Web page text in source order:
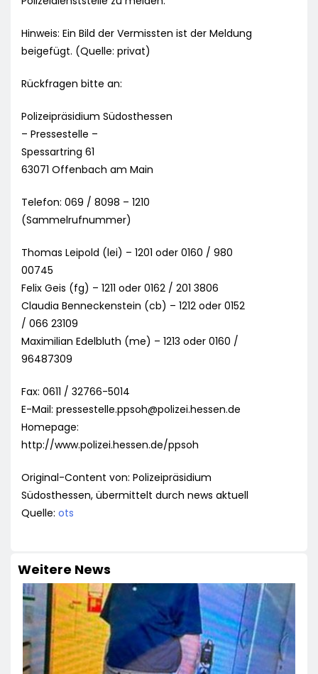
Hinweis: Ein Bild der Vermissten ist der Meldung
beigefügt. (Quelle: privat)
Rückfragen bitte an:
Polizeipräsidium Südosthessen
– Pressestelle –
Spessartring 61
63071 Offenbach am Main
Telefon: 069 / 8098 – 1210
(Sammelrufnummer)
Thomas Leipold (lei) – 1201 oder 0160 / 980
00745
Felix Geis (fg) – 1211 oder 0162 / 201 3806
Claudia Benneckenstein (cb) – 1212 oder 0152
/ 066 23109
Maximilian Edelbluth (me) – 1213 oder 0160 /
96487309
Fax: 0611 / 32766-5014
E-Mail: pressestelle.ppsoh@polizei.hessen.de
Homepage:
http://www.polizei.hessen.de/ppsoh
Original-Content von: Polizeipräsidium
Südosthessen, übermittelt durch news aktuell
Quelle: ots
Weitere News